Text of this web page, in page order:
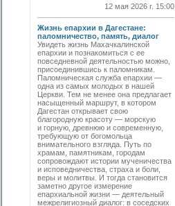
12 мая 2026 г. 15:00
Жизнь епархии в Дагестане:
паломничество, память, диалог
Увидеть жизнь Махачкалинской
епархии и познакомиться с ее
повседневной деятельностью можно,
присоединившись к паломникам.
Паломническая служба епархии —
одна из самых молодых в нашей
Церкви. Тем не менее она предлагает
насыщенный маршрут, в котором
Дагестан открывает свою
благородную красоту — морскую
и горную, древнюю и современную,
требующую от богомольца
внимательного взгляда. Путь по
храмам, памятникам, городам
сопровождают истории мученичества
и исповедничества, страха и боли,
веры и молитвы. И тогда становится
заметно другое измерение
епархиальной жизни — деятельный
межрелигиозный диалог: в соседских